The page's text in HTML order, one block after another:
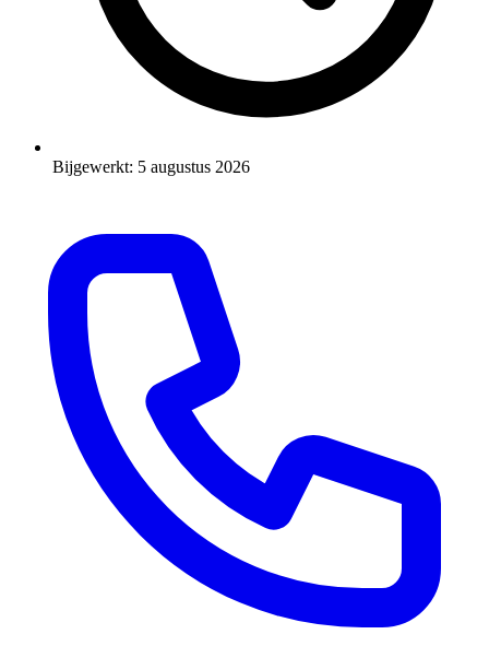
Bijgewerkt: 5 augustus 2026